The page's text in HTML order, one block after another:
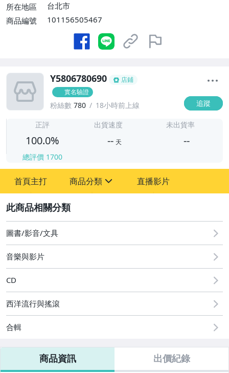
所在地區
台北市
商品編號
101156505467
Y5806780690
店鋪
實名驗證
粉絲數 780 18小時前上線 追蹤
正評
100.0%
總評價 1700
出貨速度
-- 天
未出貨率
--
首頁主打 商品分類
其它
直播影片
圖書/影音/文具
音樂與影片
CD
西洋流行與搖滾
合輯
商品資訊 出價紀錄